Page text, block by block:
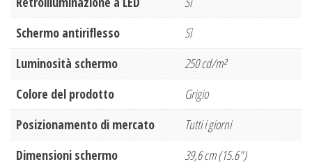
Schermo antiriflesso
Sì
Luminosità schermo
250 cd/m²
Colore del prodotto
Grigio
Posizionamento di mercato
Tutti i giorni
Dimensioni schermo
39,6 cm (15.6")